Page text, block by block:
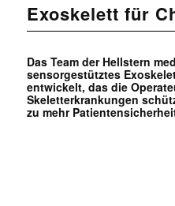
Exoskelett für
Das Team der Hellstern
sensorgestütztes
entwickelt, das die
Skeletterkrankungen
zu mehr